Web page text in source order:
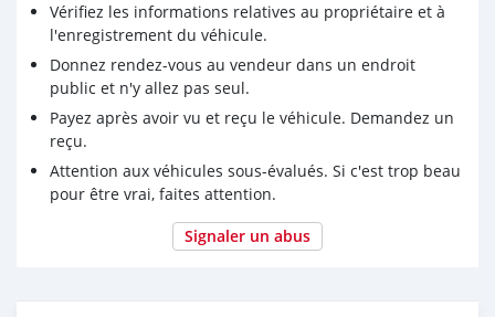
Vérifiez les informations relatives au propriétaire et à
l'enregistrement du véhicule.
Donnez rendez-vous au vendeur dans un endroit
public et n'y allez pas seul.
Payez après avoir vu et reçu le véhicule. Demandez un
reçu.
Attention aux véhicules sous-évalués. Si c'est trop beau
pour être vrai, faites attention.
Signaler un abus